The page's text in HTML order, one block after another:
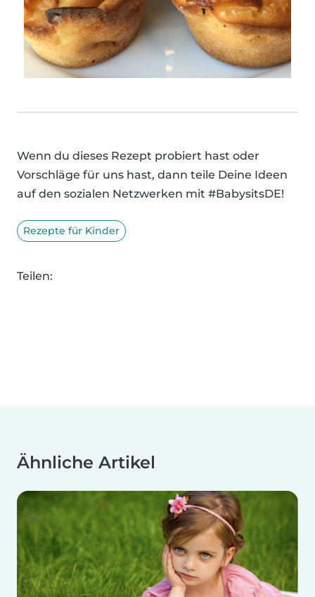
Wenn du dieses Rezept probiert hast oder
Vorschläge für uns hast, dann teile Deine Ideen
auf den sozialen Netzwerken mit #BabysitsDE!
Rezepte für Kinder
Teilen:
Ähnliche Artikel